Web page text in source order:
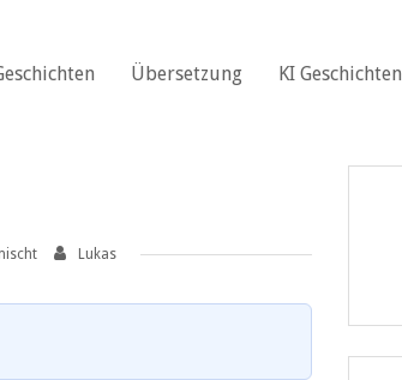
Übersetzung KI Geschichten
Lukas